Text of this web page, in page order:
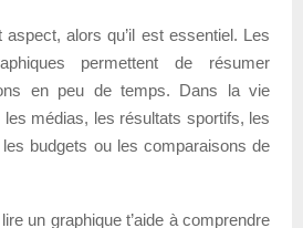
alors qu’il est essentiel. Les
permettent de résumer
en peu de temps. Dans la vie
médias, les résultats sportifs, les
budgets ou les comparaisons de
un graphique t’aide à comprendre